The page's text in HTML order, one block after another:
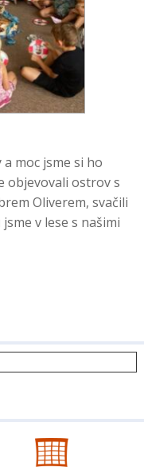
moc jsme si ho
objevovali ostrov s
Oliverem, svačili
v lese s našimi